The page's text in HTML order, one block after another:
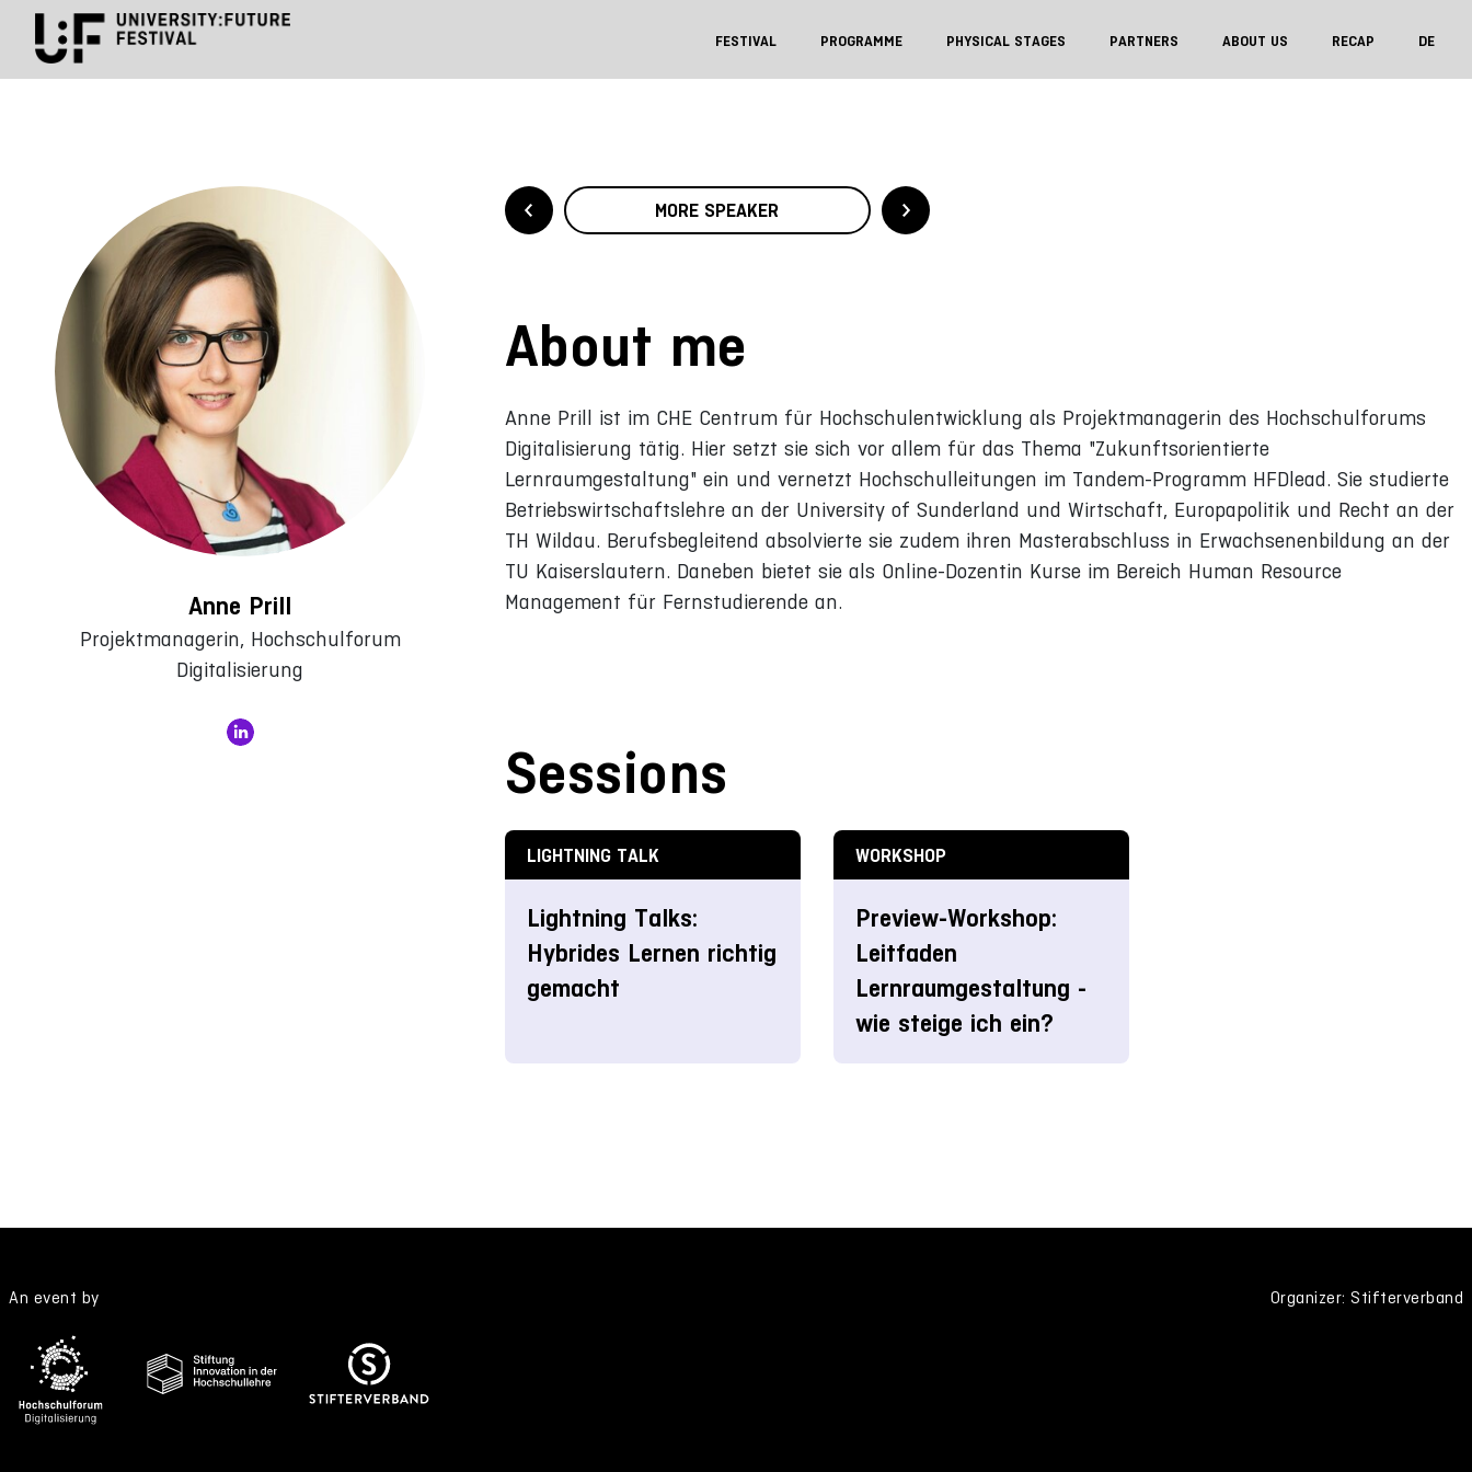
FESTIVAL PROGRAMME PHYSICAL STAGES PARTNERS ABOUT US RECAP DE
Anne Prill
Projektmanagerin, Hochschulforum
Digitalisierung
MORE SPEAKER
About me
Anne Prill ist im CHE Centrum für Hochschulentwicklung als Projektmanagerin des Hochschulforums
Digitalisierung tätig. Hier setzt sie sich vor allem für das Thema "Zukunftsorientierte
Lernraumgestaltung" ein und vernetzt Hochschulleitungen im Tandem-Programm HFDlead. Sie studierte
Betriebswirtschaftslehre an der University of Sunderland und Wirtschaft, Europapolitik und Recht an der
TH Wildau. Berufsbegleitend absolvierte sie zudem ihren Masterabschluss in Erwachsenenbildung an der
TU Kaiserslautern. Daneben bietet sie als Online-Dozentin Kurse im Bereich Human Resource
Management für Fernstudierende an.
Sessions
LIGHTNING TALK
Lightning Talks:
Hybrides Lernen richtig
gemacht
WORKSHOP
Preview-Workshop:
Leitfaden
Lernraumgestaltung -
wie steige ich ein?
An event by Organizer: Stifterverband